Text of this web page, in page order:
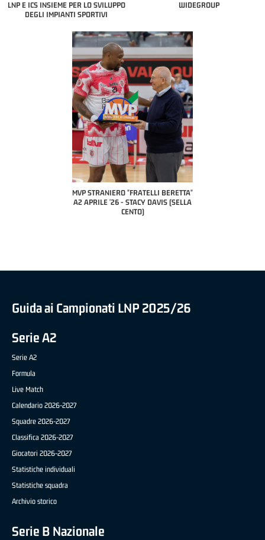
LNP E ICS INSIEME PER LO SVILUPPO
DEGLI IMPIANTI SPORTIVI
WIDEGROUP
MVP "FRATELLI BERETTA" SAMUEL
DILAS B NAZIONALE APRILE '26 -
MARCO RESTELLI (TAV TREVIGLIO
Guida ai Campionati LNP 2025/26
Serie A2
Serie A2
Formula
Live Match
Calendario 2026-2027
Squadre 2026-2027
Classifica 2026-2027
Giocatori 2026-2027
Statistiche individuali
Statistiche squadra
Archivio storico
Serie B Nazionale